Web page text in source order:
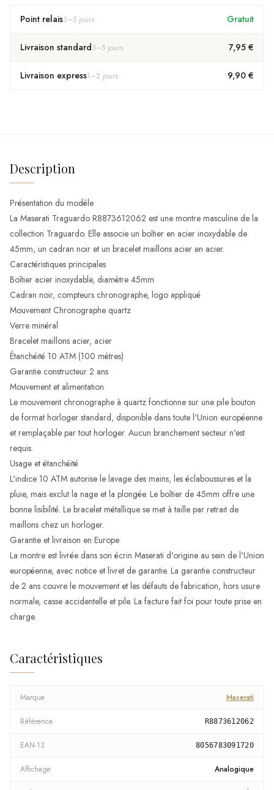
Point relais3–5 jours Gratuit
Livraison standard3–5 jours 7,95 €
Livraison express1–2 jours 9,90 €
Description
Présentation du modèle
La Maserati Traguardo R8873612062 est une montre masculine de la
collection Traguardo. Elle associe un boîtier en acier inoxydable de
45mm, un cadran noir et un bracelet maillons acier en acier.
Caractéristiques principales
Boîtier acier inoxydable, diamètre 45mm
Cadran noir, compteurs chronographe, logo appliqué
Mouvement Chronographe quartz
Verre minéral
Bracelet maillons acier, acier
Étanchéité 10 ATM (100 mètres)
Garantie constructeur 2 ans
Mouvement et alimentation
Le mouvement chronographe à quartz fonctionne sur une pile bouton
de format horloger standard, disponible dans toute l'Union européenne
et remplaçable par tout horloger. Aucun branchement secteur n'est
requis.
Usage et étanchéité
L'indice 10 ATM autorise le lavage des mains, les éclaboussures et la
pluie, mais exclut la nage et la plongée. Le boîtier de 45mm offre une
bonne lisibilité. Le bracelet métallique se met à taille par retrait de
maillons chez un horloger.
Garantie et livraison en Europe
La montre est livrée dans son écrin Maserati d'origine au sein de l'Union
européenne, avec notice et livret de garantie. La garantie constructeur
de 2 ans couvre le mouvement et les défauts de fabrication, hors usure
normale, casse accidentelle et pile. La facture fait foi pour toute prise en
charge.
Caractéristiques
Marque Maserati
Référence R8873612062
EAN-13 8056783091720
Affichage Analogique